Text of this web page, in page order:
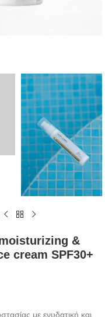
&
cream SPF30+
με ενυδατική και